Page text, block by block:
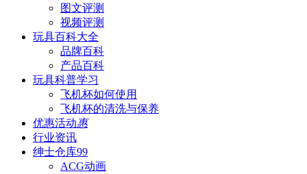
图文评测
视频评测
玩具百科大全
品牌百科
产品百科
玩具科普学习
飞机杯如何使用
飞机杯的清洗与保养
优惠活动惠
行业资讯
绅士仓库99
ACG动画